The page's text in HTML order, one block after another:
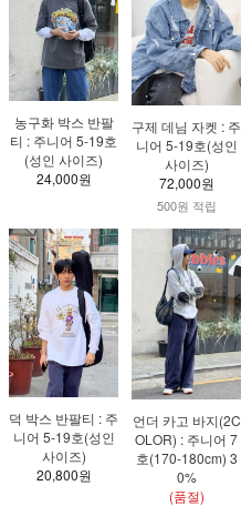
농구화 박스 반팔
티 : 주니어 5-19호
(성인 사이즈)
24,000원
구제 데님 자켓 : 주
니어 5-19호(성인
사이즈)
72,000원
500원 적립
덕 박스 반팔티 : 주
니어 5-19호(성인
사이즈)
20,800원
언더 카고 바지(2C
OLOR) : 주니어 7
호(170-180cm) 3
0%
(품절)